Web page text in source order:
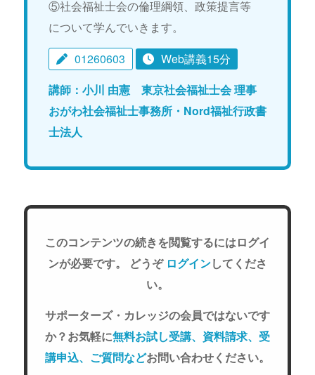
⑤社会福祉士会の倫理綱領、政策提言等
について学んでいきます。
01260603
Web講義15分
講師：小川 由憲 東京社会福祉士会 理事
おがわ社会福祉士事務所・Nord福祉行政書
士法人
このコンテンツの続きを閲覧するにはログイ
ンが必要です。 どうぞ ログインしてくださ
い。
サポーターズ・カレッジの会員ではないです
か？お気軽に無料お試し受講、資料請求、受
講申込、ご質問などお問い合わせください。